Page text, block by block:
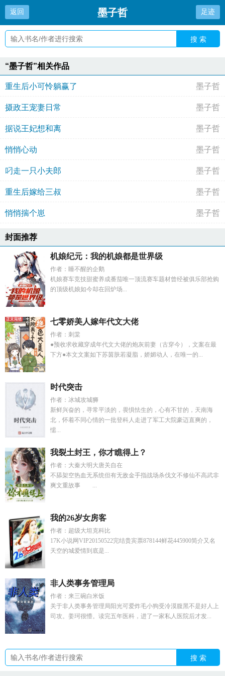
返回 墨子哲 足迹
搜 索
“墨子哲”相关作品
重生后小可怜躺赢了 墨子哲
摄政王宠妻日常 墨子哲
据说王妃想和离 墨子哲
悄悄心动 墨子哲
叼走一只小夫郎 墨子哲
重生后嫁给三叔 墨子哲
悄悄揣个崽 墨子哲
封面推荐
机娘纪元：我的机娘都是世界级
作者：睡不醒的企鹅
机娘赛车竞技甜蜜养成番茄唯一顶流赛车题材曾经被俱乐部抢购
的顶级机娘如今却在回炉场...
七零娇美人嫁年代文大佬
作者：刺棠
●预收求收藏穿成年代文大佬的炮灰前妻（古穿今），文案在最
下方●本文文案如下苏茵肤若凝脂，娇媚动人，在唯一的...
时代突击
作者：冰城攻城狮
新鲜兴奋的，寻常平淡的，畏惧怯生的，心有不甘的，天南海
北，怀着不同心情的一批登科人走进了军工大院豪迈直爽的，
懦...
我裂土封王，你才瞧得上？
作者：大秦大明大唐关自在
不舔架空热血无系统但有无敌金手指战场杀伐文不修仙不高武非
爽文重故事 ...
我的26岁女房客
作者：超级大坦克科比
17K小说网VIP20150522完结贵宾票878144鲜花445900简介又名
天空的城爱情到底是...
非人类事务管理局
作者：来三碗白米饭
关于非人类事务管理局阳光可爱炸毛小狗受冷漠腹黑不是好人上
司攻。姜珂很懵。读完五年医科，进了一家私人医院后才发...
搜 索